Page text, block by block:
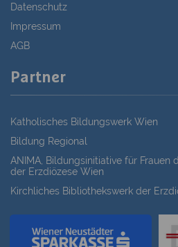
Datenschutz
Impressum
AGB
Partner
Katholisches Bildungswerk Wien
Bildung Regional
ANIMA, Bildungsinitiative für Frauen
der Erzdiözese Wien
Kirchliches Bibliothekswerk der